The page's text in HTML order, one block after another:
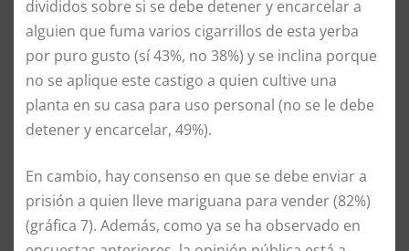
divididos sobre si se debe detener y encarcelar a
alguien que fuma varios cigarrillos de esta yerba
por puro gusto (sí 43%, no 38%) y se inclina porque
no se aplique este castigo a quien cultive una
planta en su casa para uso personal (no se le debe
detener y encarcelar, 49%).
En cambio, hay consenso en que se debe enviar a
prisión a quien lleve mariguana para vender (82%)
(gráfica 7). Además, como ya se ha observado en